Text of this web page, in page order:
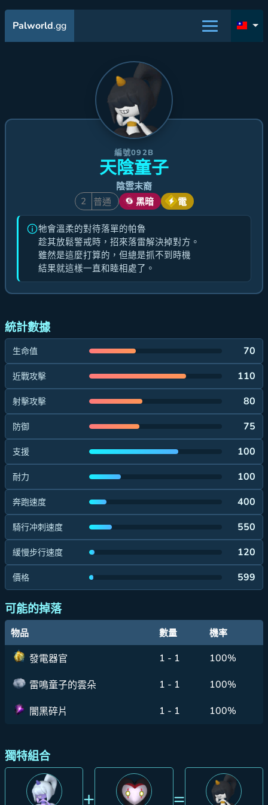
Palworld.gg
編號092B
天陰童子
陰雲末裔
2
普通 黑暗 電
牠會溫柔的對待落單的帕魯
趁其放鬆警戒時，招來落雷解決掉對方。
雖然是這麼打算的，但總是抓不到時機
結果就這樣一直和睦相處了。
統計數據
生命值 70
近戰攻擊 110
射擊攻擊 80
防御 75
支援 100
耐力 100
奔跑速度 400
騎行冲刺速度 550
緩慢步行速度 120
價格 599
可能的掉落
物品 數量 機率
發電器官 1 - 1 100%
雷鳴童子的雲朵 1 - 1 100%
闇黑碎片 1 - 1 100%
獨特組合
+ =